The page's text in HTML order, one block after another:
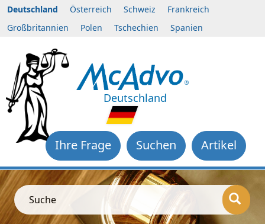
Deutschland Österreich Schweiz
Frankreich
Großbritannien
Polen Tschechien Spanien
Deutschland
Artikel
Suchen
Ihre Frage
Suche